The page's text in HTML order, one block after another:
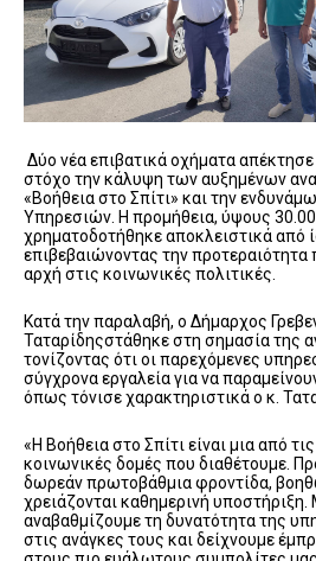
Δύο νέαεπιβατικά οχήματα
στόχο την κάλυψη των αυξημένων
«Βοήθεια στο Σπίτι» και την
Υπηρεσιών. Η προμήθεια, ύψους 30
χρηματοδοτήθηκε αποκλειστικά από
επιβεβαιώνοντας την προτεραιότητα
αρχή στις κοινωνικές πολιτικές.
Κατά την παραλαβή, ο Δήμαρχος
Ταταρίδηςστάθηκε στη σημασία της
τονίζοντας ότι οι παρεχόμενες
σύγχρονα εργαλεία για να
όπως τόνισε χαρακτηριστικά ο κ.
«Η Βοήθεια στο Σπίτι είναι μια από
κοινωνικές δομές που διαθέτουμε.
δωρεάν πρωτοβάθμια φροντίδα,
χρειάζονται καθημερινή
αναβαθμίζουμε τη δυνατότητα της
στις ανάγκες τους και δείχνουμε